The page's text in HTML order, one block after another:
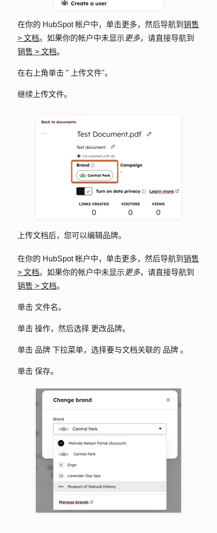
在你的 HubSpot 帐户中，单击更多，然后导航到 销售
> 文档。如果你的帐户中未显示 更多，请直接导航到
销售 > 文档。
在右上角单击 " 上传文件"。
继续上传文件。
上传文档后，您可以编辑品牌。
在你的 HubSpot 帐户中，单击更多，然后导航到 销售
> 文档。如果你的帐户中未显示 更多，请直接导航到
销售 > 文档。
单击 文件名。
单击 操作，然后选择 更改品牌。
单击 品牌 下拉菜单，选择要与文档关联的 品牌 。
单击 保存。